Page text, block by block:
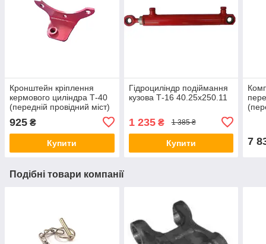
Кронштейн кріплення
кермового циліндра Т-40
(передній провідний міст)
925 ₴
Купити
Гідроциліндр подіймання
кузова Т-16 40.25х250.11
1 235₴ 1 385 ₴
Купити 7
Подібні товари компанії